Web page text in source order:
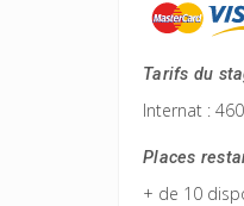
Tarifs du
Internat :
Places
+ de 10